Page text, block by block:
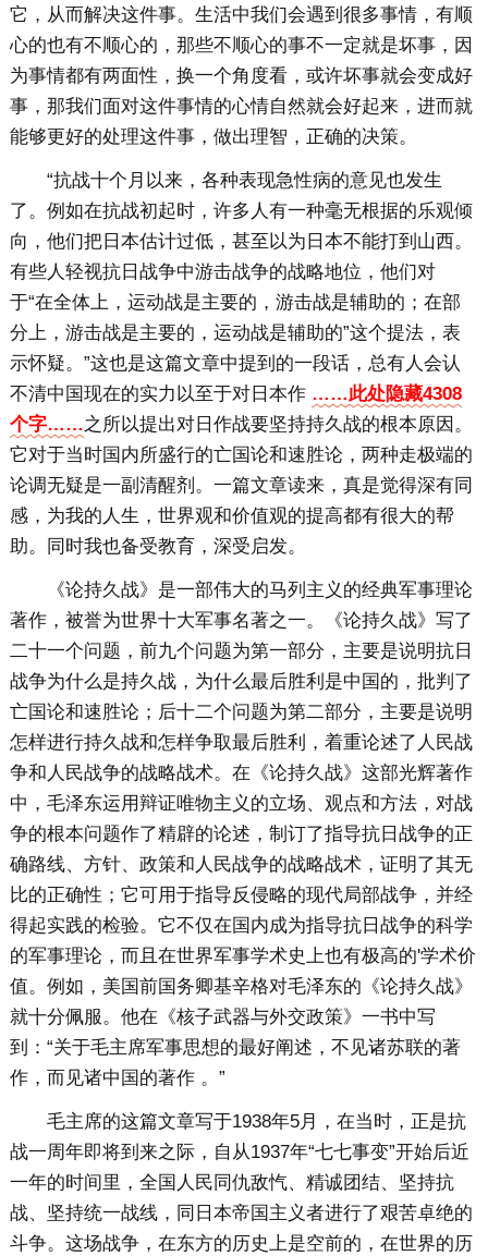
它，从而解决这件事。生活中我们会遇到很多事情，有顺
心的也有不顺心的，那些不顺心的事不一定就是坏事，因
为事情都有两面性，换一个角度看，或许坏事就会变成好
事，那我们面对这件事情的心情自然就会好起来，进而就
能够更好的处理这件事，做出理智，正确的决策。
“抗战十个月以来，各种表现急性病的意见也发生
了。例如在抗战初起时，许多人有一种毫无根据的乐观倾
向，他们把日本估计过低，甚至以为日本不能打到山西。
有些人轻视抗日战争中游击战争的战略地位，他们对
于“在全体上，运动战是主要的，游击战是辅助的；在部
分上，游击战是主要的，运动战是辅助的”这个提法，表
示怀疑。”这也是这篇文章中提到的一段话，总有人会认
不清中国现在的实力以至于对日本作 ……此处隐藏4308
个字……之所以提出对日作战要坚持持久战的根本原因。
它对于当时国内所盛行的亡国论和速胜论，两种走极端的
论调无疑是一副清醒剂。一篇文章读来，真是觉得深有同
感，为我的人生，世界观和价值观的提高都有很大的帮
助。同时我也备受教育，深受启发。
《论持久战》是一部伟大的马列主义的经典军事理论
著作，被誉为世界十大军事名著之一。《论持久战》写了
二十一个问题，前九个问题为第一部分，主要是说明抗日
战争为什么是持久战，为什么最后胜利是中国的，批判了
亡国论和速胜论；后十二个问题为第二部分，主要是说明
怎样进行持久战和怎样争取最后胜利，着重论述了人民战
争和人民战争的战略战术。在《论持久战》这部光辉著作
中，毛泽东运用辩证唯物主义的立场、观点和方法，对战
争的根本问题作了精辟的论述，制订了指导抗日战争的正
确路线、方针、政策和人民战争的战略战术，证明了其无
比的正确性；它可用于指导反侵略的现代局部战争，并经
得起实践的检验。它不仅在国内成为指导抗日战争的科学
的军事理论，而且在世界军事学术史上也有极高的'学术价
值。例如，美国前国务卿基辛格对毛泽东的《论持久战》
就十分佩服。他在《核子武器与外交政策》一书中写
到：“关于毛主席军事思想的最好阐述，不见诸苏联的著
作，而见诸中国的著作 。”
毛主席的这篇文章写于1938年5月，在当时，正是抗
战一周年即将到来之际，自从1937年“七七事变”开始后近
一年的时间里，全国人民同仇敌忾、精诚团结、坚持抗
战、坚持统一战线，同日本帝国主义者进行了艰苦卓绝的
斗争。这场战争，在东方的历史上是空前的，在世界的历